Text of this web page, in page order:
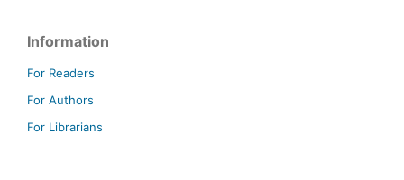
Information
For Readers
For Authors
For Librarians